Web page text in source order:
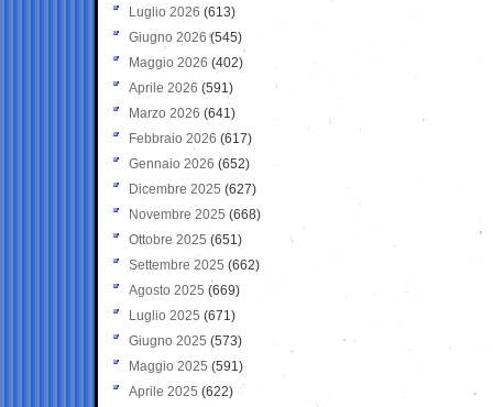
Luglio 2026 (613)
Giugno 2026 (545)
Maggio 2026 (402)
Aprile 2026 (591)
Marzo 2026 (641)
Febbraio 2026 (617)
Gennaio 2026 (652)
Dicembre 2025 (627)
Novembre 2025 (668)
Ottobre 2025 (651)
Settembre 2025 (662)
Agosto 2025 (669)
Luglio 2025 (671)
Giugno 2025 (573)
Maggio 2025 (591)
Aprile 2025 (622)